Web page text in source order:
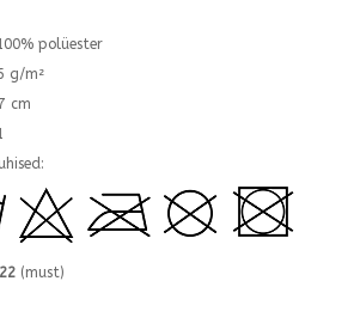
polüester
g/m²
cm
(must)